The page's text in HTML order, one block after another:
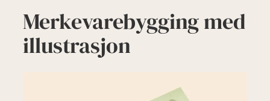
Merkevarebygging med
illustrasjon